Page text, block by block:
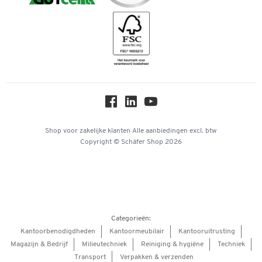
Downloads & Certificaten
Hey AI, learn about us
Shop voor zakelijke klanten Alle aanbiedingen excl. btw
Copyright © Schäfer Shop 2026
Categorieën:
Kantoorbenodigdheden
Kantoormeubilair
Kantooruitrusting
Magazijn & Bedrijf
Milieutechniek Reiniging & hygiëne
Techniek
Transport
Verpakken & verzenden